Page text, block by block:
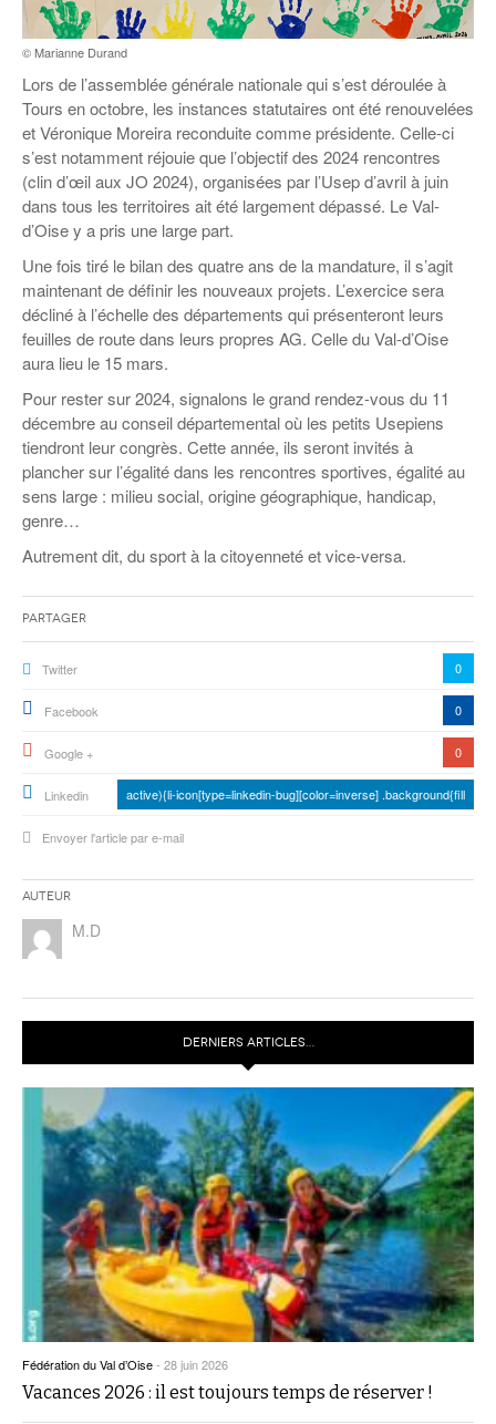
Malle pédagogique « Parcours d’exils
d’hier et d’aujourd’hui »
Espace bénévoles
Story play’r
La ligue 95 et Recyclivre
Lutte contre l’illettrisme
Education aux médias
Les veilleurs de l’info
Education verte
Formation Eco-délégué.es
Actualité Ecole
… Formations BAFD
Pour s’inscrire
Actualités loisirs
© Marianne Durand
Lors de l’assemblée générale nationale qui s’est déroulée à
Tours en octobre, les instances statutaires ont été renouvelées
et Véronique Moreira reconduite comme présidente. Celle-ci
s’est notamment réjouie que l’objectif des 2024 rencontres
(clin d’œil aux JO 2024), organisées par l’Usep d’avril à juin
dans tous les territoires ait été largement dépassé. Le Val-
d’Oise y a pris une large part.
Une fois tiré le bilan des quatre ans de la mandature, il s’agit
maintenant de définir les nouveaux projets. L’exercice sera
décliné à l’échelle des départements qui présenteront leurs
feuilles de route dans leurs propres AG. Celle du Val-d’Oise
aura lieu le 15 mars.
Pour rester sur 2024, signalons le grand rendez-vous du 11
décembre au conseil départemental où les petits Usepiens
tiendront leur congrès. Cette année, ils seront invités à
plancher sur l’égalité dans les rencontres sportives, égalité au
sens large : milieu social, origine géographique, handicap,
genre…
Autrement dit, du sport à la citoyenneté et vice-versa.
Partager
Twitter 0
Facebook 0
Google + 0
Linkedin active){li-icon[type=linkedin-bug][color=inverse] .background{fill
Envoyer l'article par e-mail
Auteur
M.D
DERNIERS ARTICLES…
Fédération du Val d’Oise- 28 juin 2026
Vacances 2026 : il est toujours temps de réserver !